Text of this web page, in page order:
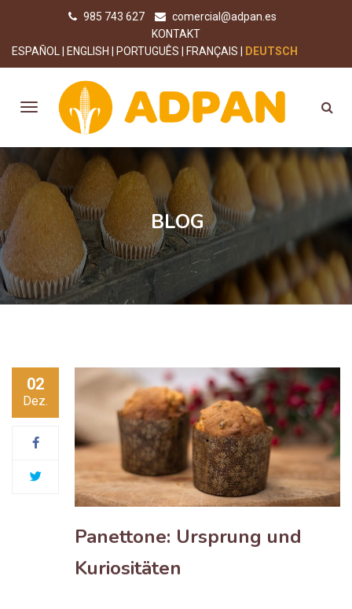
985 743 627
comercial@adpan.es
KONTAKT
ESPAÑOL
ENGLISH PORTUGUÊS FRANÇAIS DEUTSCH
BLOG
02
Dez.
Panettone: Ursprung und
Kuriositäten